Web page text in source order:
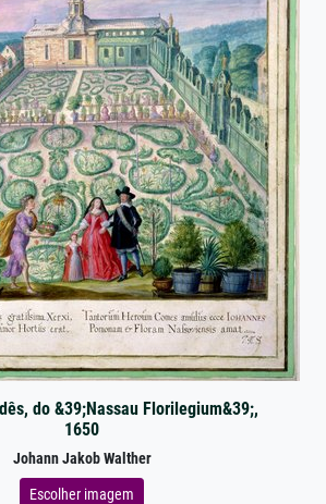
do &39;Nassau Florilegium&39;,
1650
Johann Jakob Walther
Escolher imagem